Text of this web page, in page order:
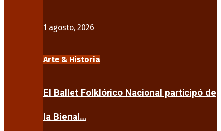
1 agosto, 2026
Arte & Historia
El Ballet Folklórico Nacional participó de
la Bienal…